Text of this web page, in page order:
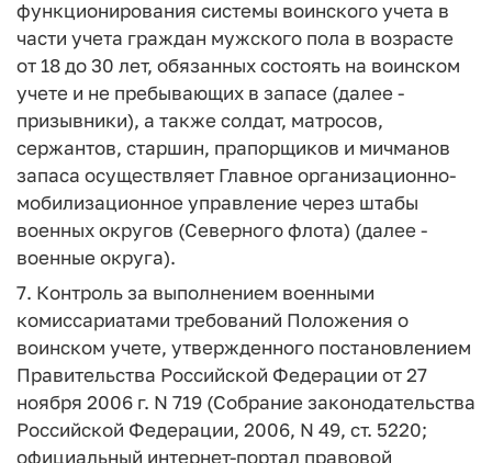
функционирования системы воинского учета в
части учета граждан мужского пола в возрасте
от 18 до 30 лет, обязанных состоять на воинском
учете и не пребывающих в запасе (далее -
призывники), а также солдат, матросов,
сержантов, старшин, прапорщиков и мичманов
запаса осуществляет Главное организационно-
мобилизационное управление через штабы
военных округов (Северного флота) (далее -
военные округа).
7. Контроль за выполнением военными
комиссариатами требований Положения о
воинском учете, утвержденного постановлением
Правительства Российской Федерации от 27
ноября 2006 г. N 719 (Собрание законодательства
Российской Федерации, 2006, N 49, ст. 5220;
официальный интернет-портал правовой